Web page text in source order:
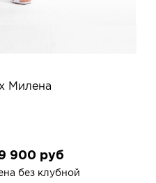
Милена
900 руб
без клубной